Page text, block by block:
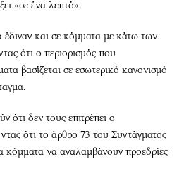
«σε ένα λεπτό».
και σε κόμματα με κάτω των
ότι ο περιορισμός που
βασίζεται σε εσωτερικό κανονισμό
ότι δεν τους επιτρέπει ο
ότι το άρθρο 73 του Συντάγματος
κόμματα να αναλαμβάνουν προεδρίες